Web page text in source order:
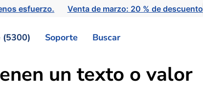
esfuerzo. Venta de marzo: 20 % de descuento
(5300) Soporte Buscar
un texto o valor